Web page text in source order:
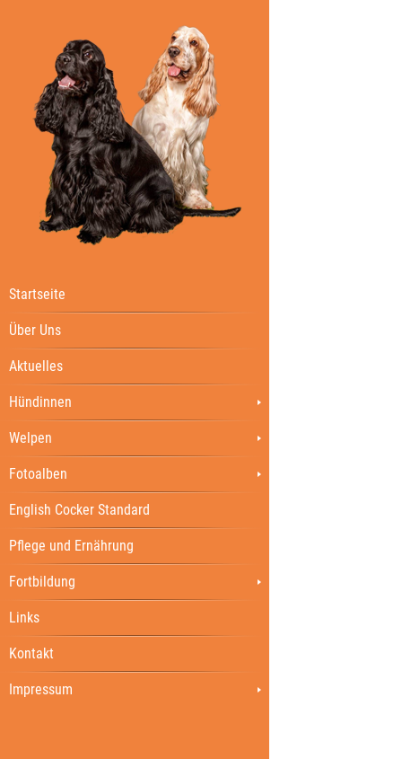
Startseite
Über Uns
Aktuelles
Hündinnen
Welpen
Fotoalben
English Cocker Standard
Pflege und Ernährung
Fortbildung
Links
Kontakt
Impressum